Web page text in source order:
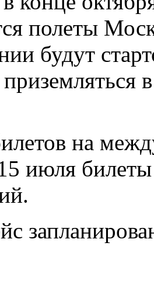
полеты
будут
на
июля